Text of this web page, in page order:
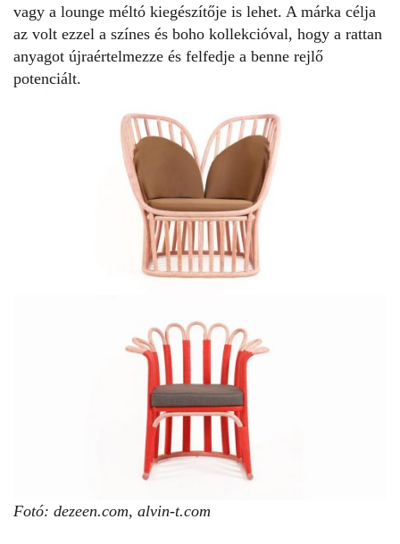
vagy a lounge méltó kiegészítője is lehet. A márka célja
az volt ezzel a színes és boho kollekcióval, hogy a rattan
anyagot újraértelmezze és felfedje a benne rejlő
potenciált.
Fotó: dezeen.com, alvin-t.com